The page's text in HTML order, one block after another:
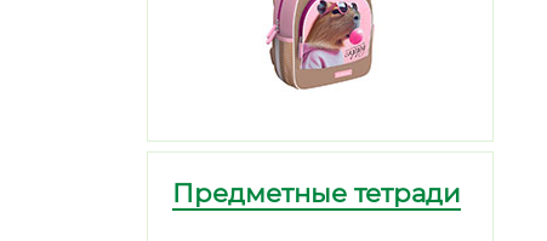
Предметные тетради